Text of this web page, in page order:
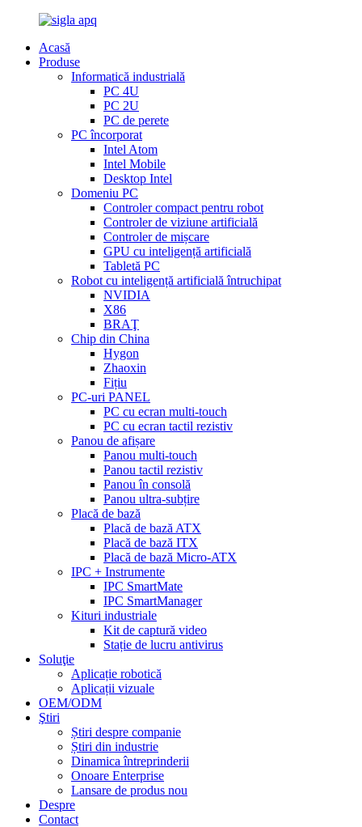
Acasă
Produse
Informatică industrială
PC 4U
PC 2U
PC de perete
PC încorporat
Intel Atom
Intel Mobile
Desktop Intel
Domeniu PC
Controler compact pentru robot
Controler de viziune artificială
Controler de mișcare
GPU cu inteligență artificială
Tabletă PC
Robot cu inteligență artificială întruchipat
NVIDIA
X86
BRAŢ
Chip din China
Hygon
Zhaoxin
Fițiu
PC-uri PANEL
PC cu ecran multi-touch
PC cu ecran tactil rezistiv
Panou de afișare
Panou multi-touch
Panou tactil rezistiv
Panou în consolă
Panou ultra-subțire
Placă de bază
Placă de bază ATX
Placă de bază ITX
Placă de bază Micro-ATX
IPC + Instrumente
IPC SmartMate
IPC SmartManager
Kituri industriale
Kit de captură video
Stație de lucru antivirus
Soluţie
Aplicație robotică
Aplicații vizuale
OEM/ODM
Ştiri
Știri despre companie
Știri din industrie
Dinamica întreprinderii
Onoare Enterprise
Lansare de produs nou
Despre
Contact